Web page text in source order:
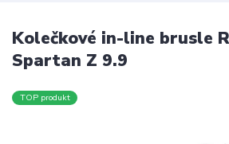
Kolečkové in-line brusle
Spartan Z 9.9
TOP produkt